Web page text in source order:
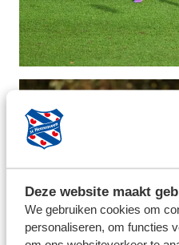
Deze website maakt
We gebruiken cookies om
personaliseren, om functies